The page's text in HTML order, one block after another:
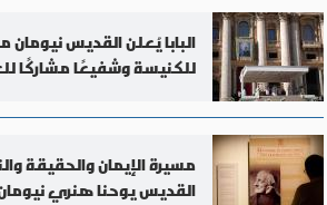
البابا يُعلن القديس نيومان
للكنيسة وشفيعًا مشاركًا
مسيرة الإيمان والحقيقة
القديس يوحنا هنري